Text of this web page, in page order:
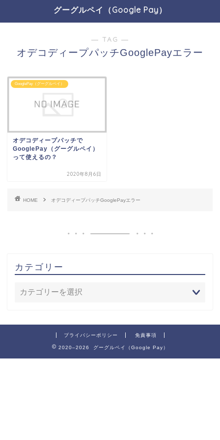
グーグルペイ（Google Pay）
― TAG ―
オデコディープパッチGooglePayエラー
GooglePay（グーグルペイ）
オデコディープパッチで
GooglePay（グーグルペイ）
って使えるの？
2020年8月6日
HOME オデコディープパッチGooglePayエラー
カテゴリー
プライバシーポリシー 免責事項
2020–2026 グーグルペイ（Google Pay）